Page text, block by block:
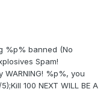
%p% banned (No
Spam!
WARNING! %p%, you
100 NEXT WILL BE A